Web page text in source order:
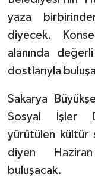
yaza
diyecek.
alanında
dostlarıyla
Sakarya
Sosyal İşler
yürütülen kültür
diyen
buluşacak.